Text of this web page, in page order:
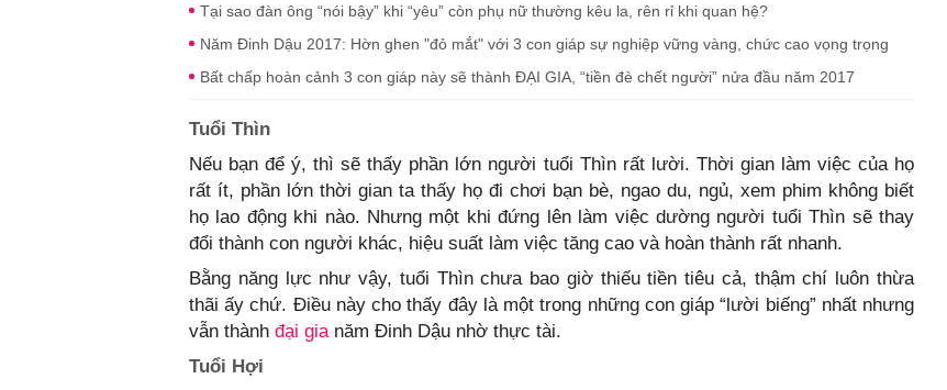
Tại sao đàn ông “nói bậy” khi “yêu” còn phụ nữ thường kêu la, rên rỉ khi quan hệ?
Năm Đinh Dậu 2017: Hờn ghen "đỏ mắt" với 3 con giáp sự nghiệp vững vàng, chức cao vọng trọng
Bất chấp hoàn cảnh 3 con giáp này sẽ thành ĐẠI GIA, “tiền đè chết người” nửa đầu năm 2017
Tuổi Thìn
Nếu bạn để ý, thì sẽ thấy phần lớn người tuổi Thìn rất lười. Thời gian làm việc của họ
rất ít, phần lớn thời gian ta thấy họ đi chơi bạn bè, ngao du, ngủ, xem phim không biết
họ lao động khi nào. Nhưng một khi đứng lên làm việc dường người tuổi Thìn sẽ thay
đổi thành con người khác, hiệu suất làm việc tăng cao và hoàn thành rất nhanh.
Bằng năng lực như vậy, tuổi Thìn chưa bao giờ thiếu tiền tiêu cả, thậm chí luôn thừa
thãi ấy chứ. Điều này cho thấy đây là một trong những con giáp “lười biếng” nhất nhưng
vẫn thành đại gianăm Đinh Dậu nhờ thực tài.
Tuổi Hợi